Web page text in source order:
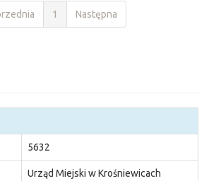
1 Następna
5632
Urząd Miejski w Krośniewicach